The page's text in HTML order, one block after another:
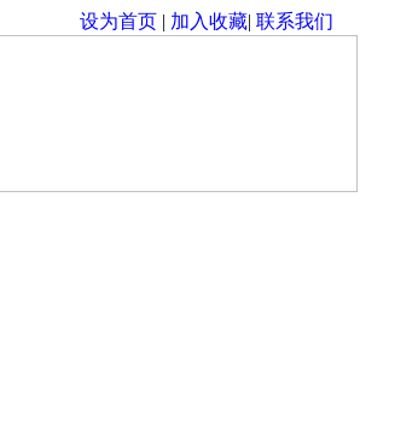
设为首页 | 加入收藏| 联系我们